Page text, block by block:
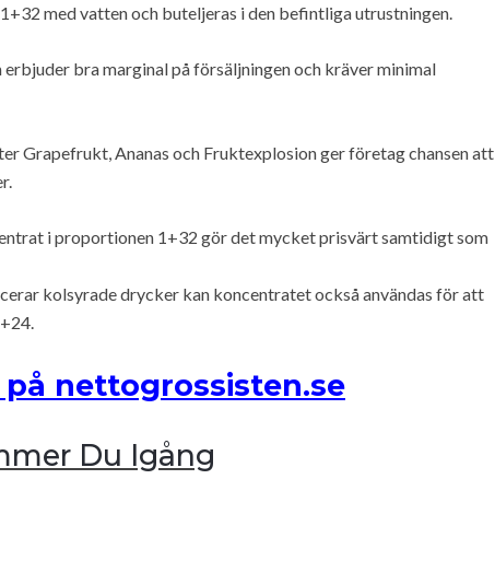
med vatten och buteljeras i den befintliga utrustningen.
bra marginal på försäljningen och kräver minimal
Grapefrukt, Ananas och Fruktexplosion ger företag chansen att
i proportionen 1+32 gör det mycket prisvärt samtidigt som
kolsyrade drycker kan koncentratet också användas för att
nettogrossisten.se
Du Igång